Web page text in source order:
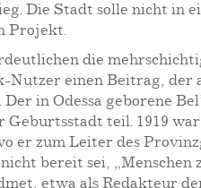
Die Stadt solle nicht in
Projekt.
die
Nutzer einen Beitrag, der
in Odessa geborene
teil. 1919
er zum Leiter des
bereit sei, „Menschen
etwa als Redakteur